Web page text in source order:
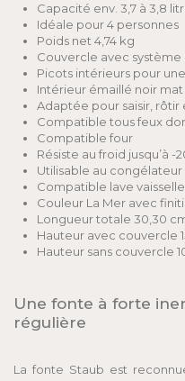
Capacité env. 3,7 à 3,8
Idéale pour 4 personnes
Poids net 4,74 kg
Couvercle avec système
Picots intérieurs pour
Intérieur émaillé noir mat
Adaptée pour saisir, rôtir
Compatible tous feux
Compatible four
Résiste au froid jusqu’à -
Utilisable au congélateur
Compatible lave vaisselle
Couleur La Mer avec
Longueur totale 30,30
Hauteur avec couvercle
Hauteur sans couvercle
Une fonte à forte
régulière
La fonte Staub est